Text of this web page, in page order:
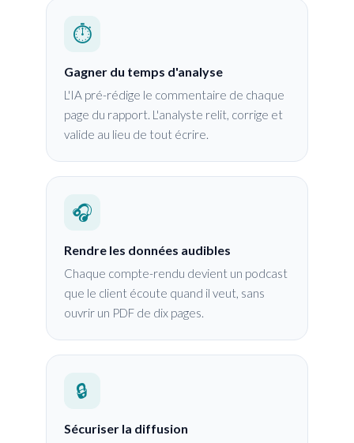
⏱️
Gagner du temps d'analyse
L'IA pré-rédige le commentaire de chaque
page du rapport. L'analyste relit, corrige et
valide au lieu de tout écrire.
🎧
Rendre les données audibles
Chaque compte-rendu devient un podcast
que le client écoute quand il veut, sans
ouvrir un PDF de dix pages.
🔒
Sécuriser la diffusion